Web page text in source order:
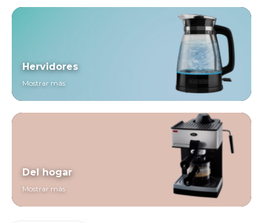
Hervidores
Mostrar más
Del hogar
Mostrar más